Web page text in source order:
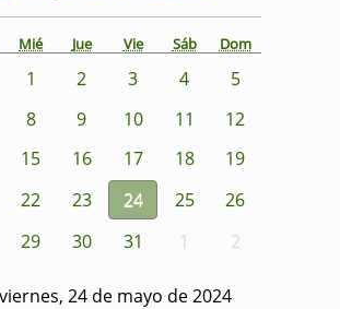
Mié Jue Vie Sáb Dom
1 2 3 4
5
8 9 10 11
12
15 16 17 18
19
22 23 24 25
26
29 30 31 1 2
24 de mayo de 2024